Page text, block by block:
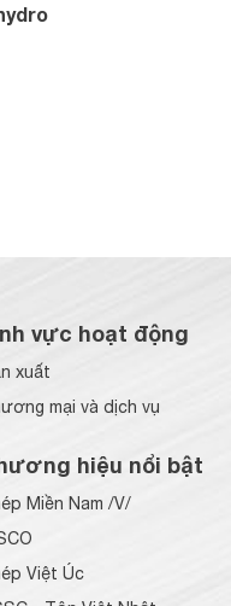
vực hoạt động
xuất
mại và dịch vụ
hiệu nổi bật
Miền Nam /V/
Việt Úc